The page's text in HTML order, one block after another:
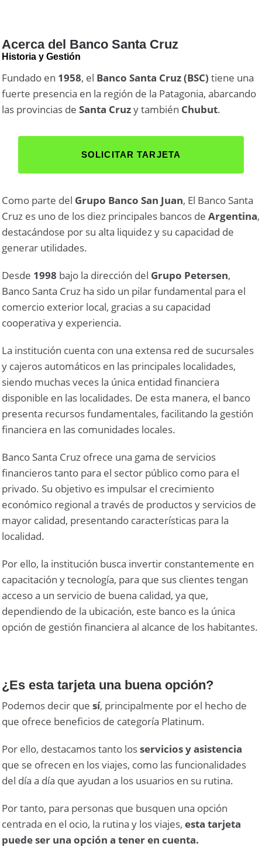
Acerca del Banco Santa Cruz
Historia y Gestión
Fundado en 1958, el Banco Santa Cruz (BSC) tiene una
fuerte presencia en la región de la Patagonia, abarcando
las provincias deSanta Cruzy también Chubut.
SOLICITAR TARJETA
Como parte del Grupo Banco San Juan, El Banco Santa
Cruz es uno de los diez principales bancos deArgentina,
destacándose por su alta liquidez y su capacidad de
generar utilidades.
Desde 1998 bajo la dirección del Grupo Petersen,
Banco Santa Cruz ha sido un pilar fundamental para el
comercio exterior local, gracias a su capacidad
cooperativa y experiencia.
La institución cuenta con una extensa red de sucursales
y cajeros automáticos en las principales localidades,
siendo muchas veces la única entidad financiera
disponible en las localidades. De esta manera, el banco
presenta recursos fundamentales, facilitando la gestión
financiera en las comunidades locales.
Banco Santa Cruz ofrece una gama de servicios
financieros tanto para el sector público como para el
privado. Su objetivo es impulsar el crecimiento
económico regional a través de productos y servicios de
mayor calidad, presentando características para la
localidad.
Por ello, la institución busca invertir constantemente en
capacitación y tecnología, para que sus clientes tengan
acceso a un servicio de buena calidad, ya que,
dependiendo de la ubicación, este banco es la única
opción de gestión financiera al alcance de los habitantes.
¿Es esta tarjeta una buena opción?
Podemos decir quesí, principalmente por el hecho de
que ofrece beneficios de categoría Platinum.
Por ello, destacamos tanto losservicios y asistencia
que se ofrecen en los viajes, como las funcionalidades
del día a día que ayudan a los usuarios en su rutina.
Por tanto, para personas que busquen una opción
centrada en el ocio, la rutina y los viajes,esta tarjeta
puede ser una opción a tener en cuenta.